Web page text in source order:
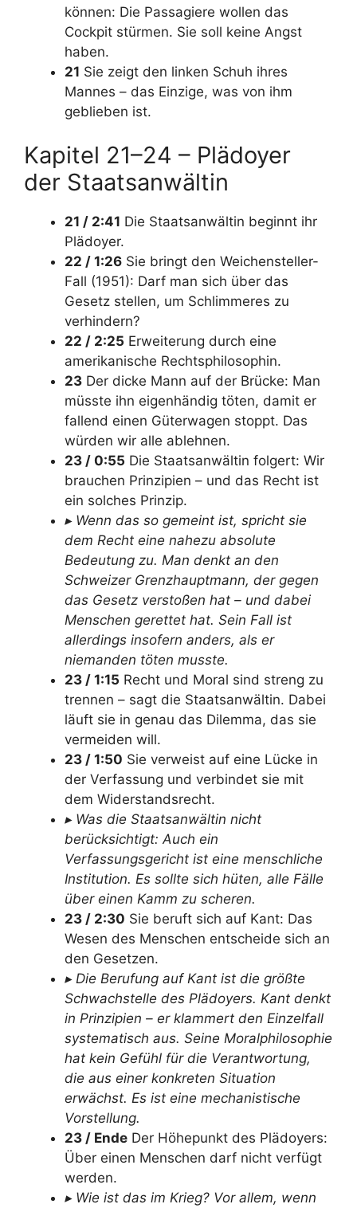
können: Die Passagiere wollen das
Cockpit stürmen. Sie soll keine Angst
haben.
21 Sie zeigt den linken Schuh ihres
Mannes – das Einzige, was von ihm
geblieben ist.
Kapitel 21–24 – Plädoyer
der Staatsanwältin
21 / 2:41 Die Staatsanwältin beginnt ihr
Plädoyer.
22 / 1:26 Sie bringt den Weichensteller-
Fall (1951): Darf man sich über das
Gesetz stellen, um Schlimmeres zu
verhindern?
22 / 2:25 Erweiterung durch eine
amerikanische Rechtsphilosophin.
23 Der dicke Mann auf der Brücke: Man
müsste ihn eigenhändig töten, damit er
fallend einen Güterwagen stoppt. Das
würden wir alle ablehnen.
23 / 0:55 Die Staatsanwältin folgert: Wir
brauchen Prinzipien – und das Recht ist
ein solches Prinzip.
▸ Wenn das so gemeint ist, spricht sie
dem Recht eine nahezu absolute
Bedeutung zu. Man denkt an den
Schweizer Grenzhauptmann, der gegen
das Gesetz verstoßen hat – und dabei
Menschen gerettet hat. Sein Fall ist
allerdings insofern anders, als er
niemanden töten musste.
23 / 1:15 Recht und Moral sind streng zu
trennen – sagt die Staatsanwältin. Dabei
läuft sie in genau das Dilemma, das sie
vermeiden will.
23 / 1:50 Sie verweist auf eine Lücke in
der Verfassung und verbindet sie mit
dem Widerstandsrecht.
▸ Was die Staatsanwältin nicht
berücksichtigt: Auch ein
Verfassungsgericht ist eine menschliche
Institution. Es sollte sich hüten, alle Fälle
über einen Kamm zu scheren.
23 / 2:30 Sie beruft sich auf Kant: Das
Wesen des Menschen entscheide sich an
den Gesetzen.
▸ Die Berufung auf Kant ist die größte
Schwachstelle des Plädoyers. Kant denkt
in Prinzipien – er klammert den Einzelfall
systematisch aus. Seine Moralphilosophie
hat kein Gefühl für die Verantwortung,
die aus einer konkreten Situation
erwächst. Es ist eine mechanistische
Vorstellung.
23 / Ende Der Höhepunkt des Plädoyers:
Über einen Menschen darf nicht verfügt
werden.
▸ Wie ist das im Krieg? Vor allem, wenn